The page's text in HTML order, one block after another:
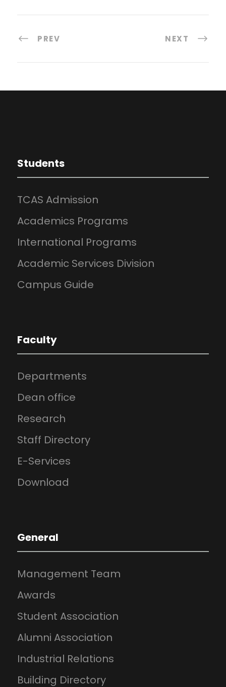
PREV NEXT
Students
TCAS Admission
Academics Programs
International Programs
Academic Services Division
Campus Guide
Faculty
Departments
Dean office
Research
Staff Directory
E-Services
Download
General
Management Team
Awards
Student Association
Alumni Association
Industrial Relations
Building Directory